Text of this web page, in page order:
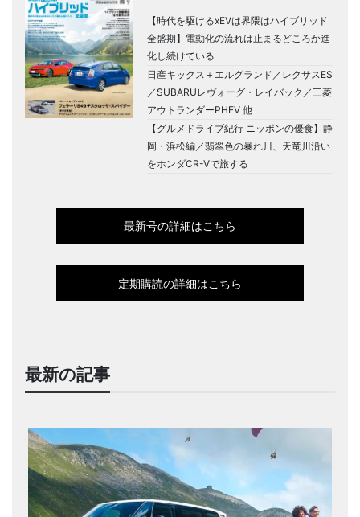
【時代を駆けるxEVは界隈はハイブリッド
全盛期】電動化の流れは止まるどころか進
化し続けている
日産キックス＋エルグランド／レクサスES
／SUBARUレヴォーグ・レイバック／三菱
アウトランダーPHEV 他
【グルメドライブ紀行 ニッポンの優食】静
岡・浜松編／翡翠色の暴れ川、天竜川沿い
をホンダCR-Vで旅する
最新号の詳細はこちら
定期購読の詳細はこちら
最新の記事